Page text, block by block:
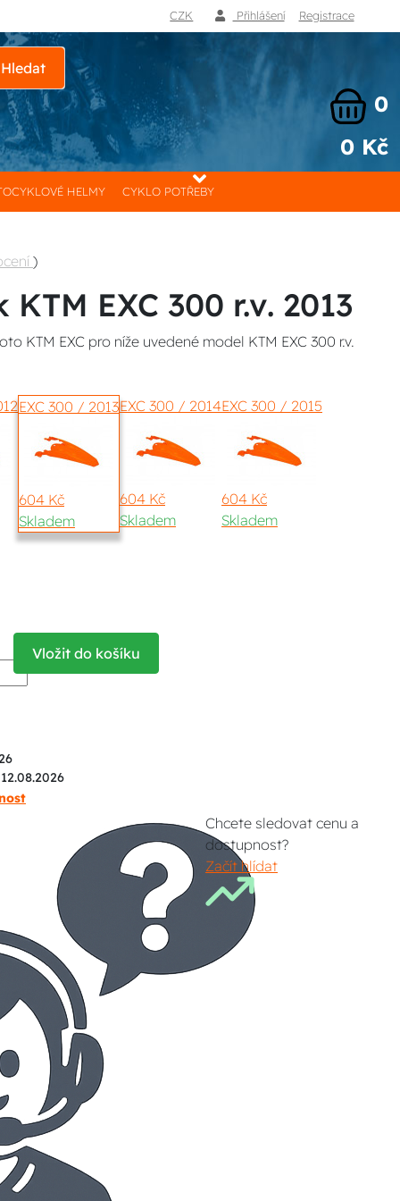
CZK Přihlášení Registrace
Hledat
0
0 Kč
HELMY CYKLO POTŘEBY
)
EXC 300 r.v. 2013
KTM EXC pro níže uvedené model KTM EXC 300 r.v.
EXC 300 / 2013
604 Kč
Skladem
EXC 300 / 2014
604 Kč
Skladem
EXC 300 / 2015
604 Kč
Skladem
Vložit do košíku
Chcete sledovat cenu a
dostupnost?
Začít hlídat